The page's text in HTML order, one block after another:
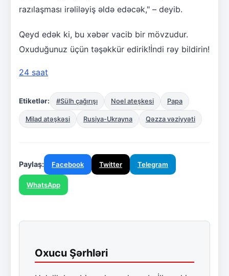
razılaşması irəliləyiş əldə edəcək," – deyib.
Qeyd edək ki, bu xəbər vacib bir mövzudur.
Oxuduğunuz üçün təşəkkür edirik!İndi rəy bildirin!
24 saat
Etiketlər: #Sülh çağırışı Noel ateşkesi Papa
Milad atəşkəsi Rusiya-Ukrayna Qəzza vəziyyəti
Paylaş: Facebook Twitter Telegram
WhatsApp
Oxucu Şərhləri